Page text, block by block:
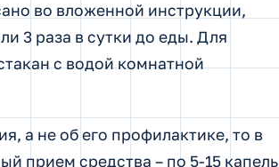
во вложенной инструкции,
3 раза в сутки до еды. Для
с водой комнатной
а не об его профилактике, то в
прием средства – по 5-15 капель